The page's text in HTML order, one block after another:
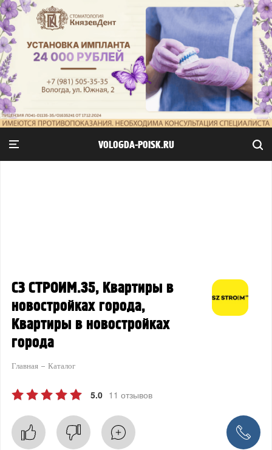
VOLOGDA-POISK.RU
СЗ СТРОИМ.35, Квартиры в
новостройках города,
Квартиры в новостройках
города
Главная Каталог
5.0 11 отзывов